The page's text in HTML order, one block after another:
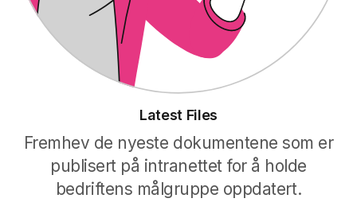
Latest Files
Fremhev de nyeste dokumentene som er
publisert på intranettet for å holde
bedriftens målgruppe oppdatert.